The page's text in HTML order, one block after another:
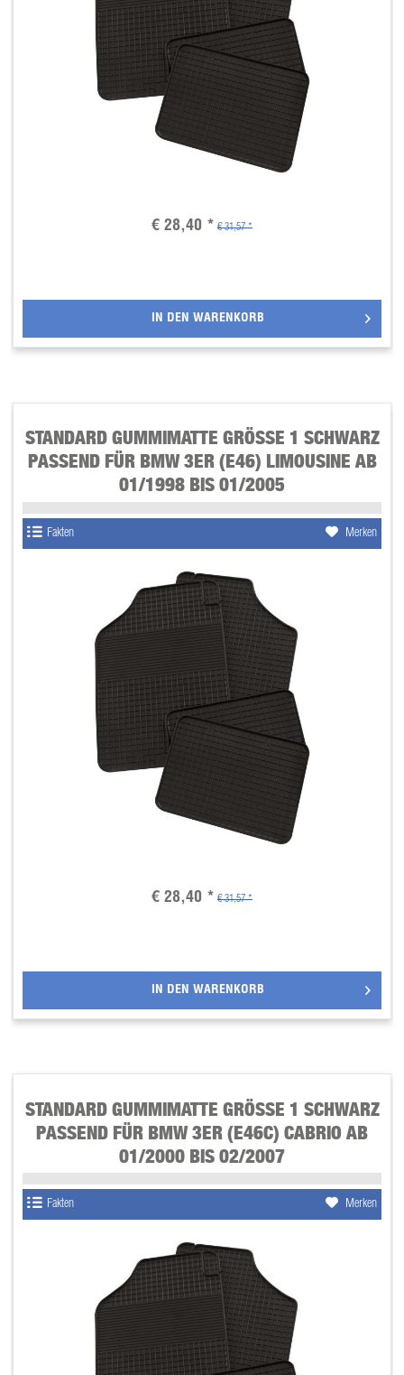
€ 28,40 * € 31,57 *
IN DEN WARENKORB
STANDARD GUMMIMATTE GRÖSSE 1 SCHWARZ P
ASSEND FÜR BMW 3ER (E46) LIMOUSINE AB 0
1/1998 BIS 01/2005
€ 28,40 * € 31,57 *
IN DEN WARENKORB
Fakten Merken
STANDARD GUMMIMATTE GRÖSSE 1 SCHWARZ P
ASSEND FÜR BMW 3ER (E46C) CABRIO AB 0
1/2000 BIS 02/2007
Fakten Merken